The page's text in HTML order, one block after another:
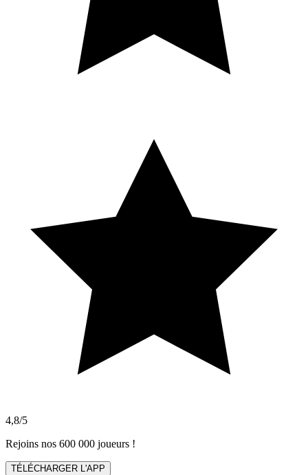
4,8/5
Rejoins nos 600 000 joueurs !
TÉLÉCHARGER L'APP